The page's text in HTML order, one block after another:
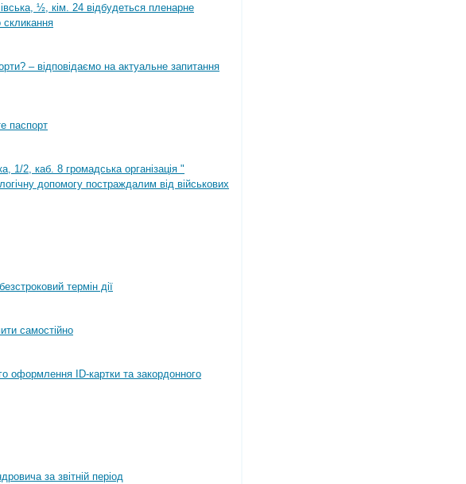
½, кім. 24 відбудеться пленарне
скликання
– відповідаємо на актуальне запитання
паспорт
1/2, каб. 8 громадська організація "
допомогу постраждалим від військових
термін дії
самостійно
оформлення ID-картки та закордонного
за звітній період